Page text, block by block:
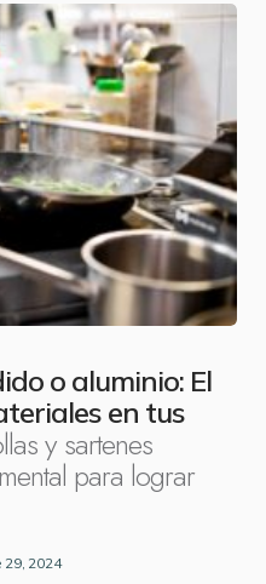
o aluminio: El
en tus
y sartenes
para lograr
2024